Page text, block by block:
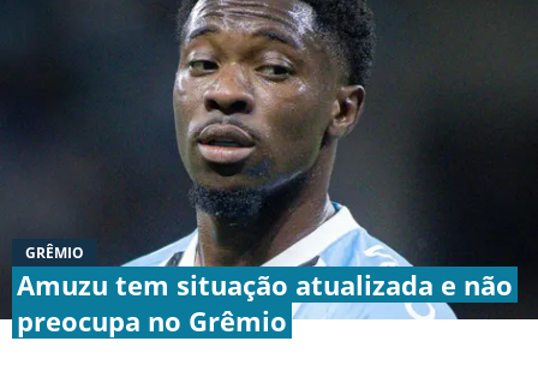
Antenados no Futebol, tal como a Futbol
Sites, é uma empresa pertencente à Better
Collective. Todos os direitos reservados.
Jogue com responsabilidade
Aplicam-se os Termos e Condições | Conteúdo
Comercial
GRÊMIO
Amuzu tem situação atualizada e não
preocupa no Grêmio